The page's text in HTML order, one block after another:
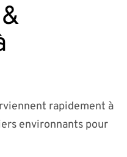
rapidement à
environnants pour